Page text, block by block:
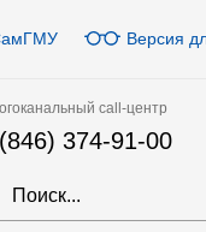
Версия
call-центр
374-91-00